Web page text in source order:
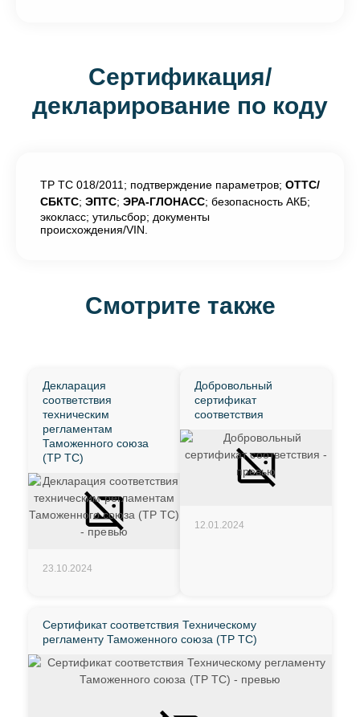
Сертификация/
декларирование по коду
ТР ТС 018/2011; подтверждение параметров; ОТТС/
СБКТС; ЭПТС; ЭРА-ГЛОНАСС; безопасность АКБ;
экокласс; утильсбор; документы
происхождения/VIN.
Смотрите также
Декларация
соответствия
техническим
регламентам
Таможенного союза
(ТР ТС)
23.10.2024
Добровольный
сертификат
соответствия
12.01.2024
Сертификат соответствия Техническому
регламенту Таможенного союза (ТР ТС)